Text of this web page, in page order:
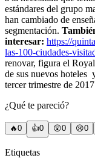
estándares del grupo
han cambiado de
segmentación.
interesar: https://
las-100-ciudades-
renovar, figura el
de sus nuevos hoteles
tercer trimestre de
¿Qué te pareció?
🔥0 👍0 😲0 😢0
Etiquetas